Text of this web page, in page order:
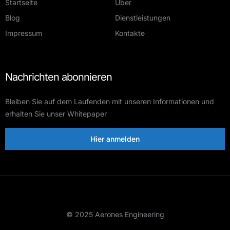
Startseite
Über
Blog
Dienstleistungen
Impressum
Kontakte
Nachrichten abonnieren
Bleiben Sie auf dem Laufenden mit unseren Informationen und
erhalten Sie unser Whitepaper
Hier anmelden
© 2025 Aerones Engineering